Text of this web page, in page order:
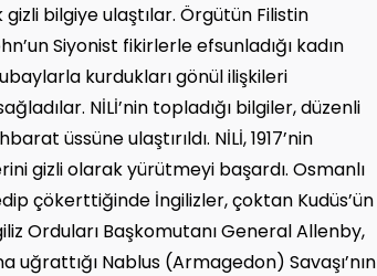
bilgiye ulaştılar. Örgütün Filistin
Siyonist fikirlerle efsunladığı kadın
kurdukları gönül ilişkileri
NİLİ’nin topladığı bilgiler, düzenli
üssüne ulaştırıldı. NİLİ, 1917’nin
gizli olarak yürütmeyi başardı. Osmanlı
çökerttiğinde İngilizler, çoktan Kudüs’ün
Orduları Başkomutanı General Allenby,
uğrattığı Nablus (Armagedon) Savaşı’nın